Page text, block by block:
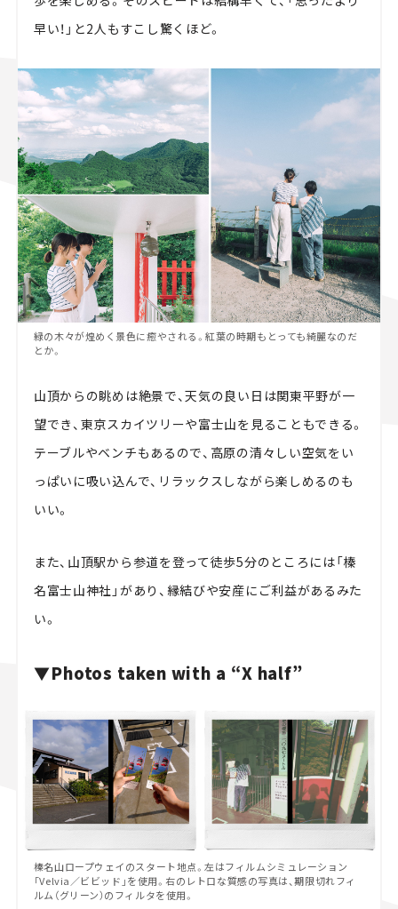
早い！」と2人もすこし驚くほど。
緑の木々が煌めく景色に癒やされる。紅葉の時期もとっても綺麗なのだ
とか。
山頂からの眺めは絶景で、天気の良い日は関東平野が一
望でき、東京スカイツリーや富士山を見ることもできる。
テーブルやベンチもあるので、高原の清々しい空気をい
っぱいに吸い込んで、リラックスしながら楽しめるのも
いい。
また、山頂駅から参道を登って徒歩5分のところには「榛
名富士山神社」があり、縁結びや安産にご利益があるみた
い。
▼Photos taken with a “X half”
榛名山ロープウェイのスタート地点。左はフィルムシミュレーション
「Velvia／ビビッド」を使用。右のレトロな質感の写真は、期限切れフィ
ルム（グリーン）のフィルタを使用。